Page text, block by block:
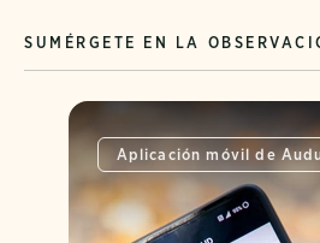
SUMÉRGETE EN LA
Aplicación móvil de